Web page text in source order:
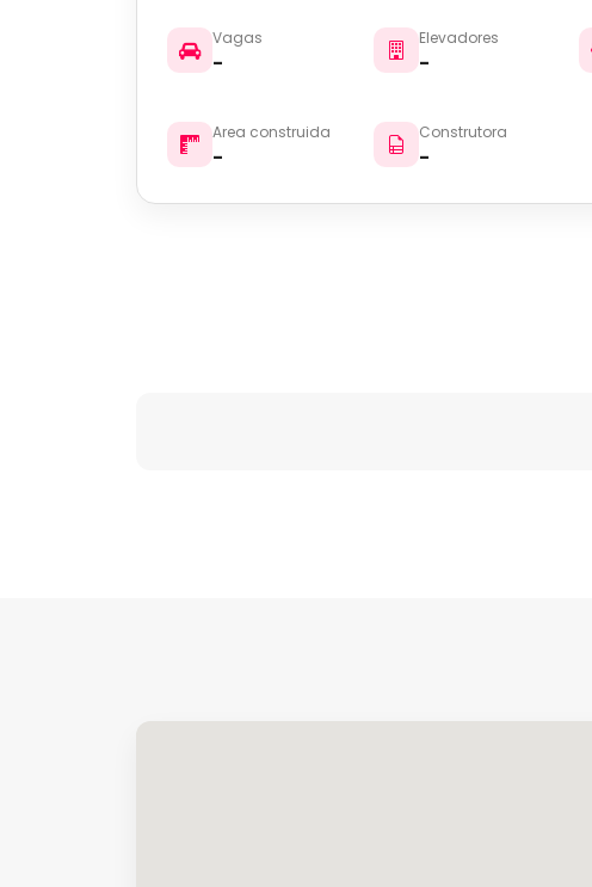
Vagas
-
Elevadores
-
Area construida
-
Construtora
-